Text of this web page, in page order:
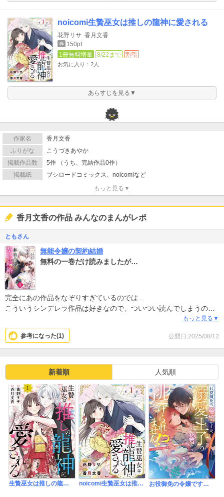
noicomi生贄巫女は推しの龍神に愛される
花野リサ 香月文香
巻
150pt
1冊無料増量
8/22まで 割引
お気に入り：2人
あらすじを見る▼
作家名
香月文香
ふりがな
こうづきあやか
掲載作品数
5作 （うち、完結作品0作）
掲載紙
ブシロードコミックス、noicomiなど
もっと見る▼
香月文香の作品 みんなのまんがレポ
ともさん
無能令嬢の契約結婚
無料の一巻だけ読みましたが…
完全にあの作品をなぞりすぎているのでは…
こういうシンデレラ作品は好きなので、ついつい読んでしまうので
すが、異能があるなしの世界観、虐げられている異能がない姉、虐
げている異能がある妹、衣服などもあの作品に似すぎているよう
な…
もっと見る▼
公開日:2025/08/12
参考になった(1)
新着順 人気順
生贄巫女は推しの龍神に愛される noicomi生贄巫女は推しの龍神に愛される お役御免の令嬢ですが、溺愛王子の執着から逃げられません!? アンソロジーコミック